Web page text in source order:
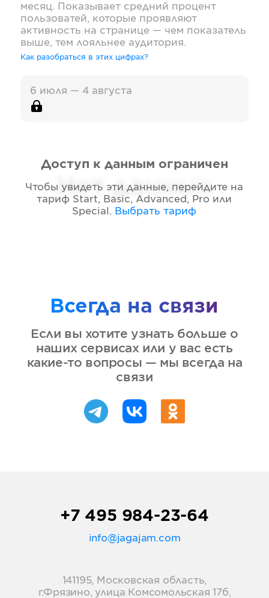
месяц. Показывает средний процент
пользоватей, которые проявляют
активность на странице — чем показатель
выше, тем лояльнее аудитория.
Как разобраться в этих цифрах?
6 июля — 4 августа
Нет данных
Доступ к данным ограничен
Чтобы увидеть эти данные, перейдите на
тариф Start, Basic, Advanced, Pro или
Special . Выбрать тариф
Всегда на связи
Если вы хотите узнать больше о
наших сервисах или у вас есть
какие-то вопросы — мы всегда на
связи
+7 495 984-23-64
info@jagajam.com
141195, Московская область,
г.Фрязино, улица Комсомольская 17б,